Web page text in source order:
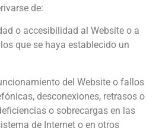
de:
o accesibilidad al Website o a
que se haya establecido un
del Website o fallos
desconexiones, retrasos o
o sobrecargas en las
de Internet o en otros